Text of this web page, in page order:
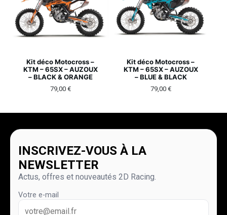
Kit déco Motocross –
KTM – 65SX – AUZOUX
– BLACK & ORANGE
79,00 €
Kit déco Motocross –
KTM – 65SX – AUZOUX
– BLUE & BLACK
79,00 €
INSCRIVEZ-VOUS À LA
NEWSLETTER
Actus, offres et nouveautés 2D Racing.
Votre e-mail